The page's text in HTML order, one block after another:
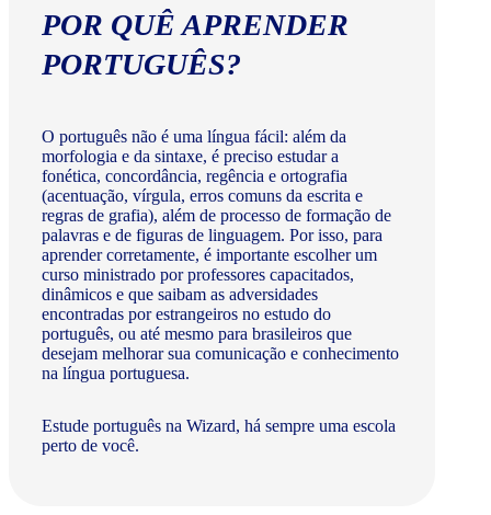
POR QUÊ APRENDER
PORTUGUÊS?
O português não é uma língua fácil: além da
morfologia e da sintaxe, é preciso estudar a
fonética, concordância, regência e ortografia
(acentuação, vírgula, erros comuns da escrita e
regras de grafia), além de processo de formação de
palavras e de figuras de linguagem. Por isso, para
aprender corretamente, é importante escolher um
curso ministrado por professores capacitados,
dinâmicos e que saibam as adversidades
encontradas por estrangeiros no estudo do
português, ou até mesmo para brasileiros que
desejam melhorar sua comunicação e conhecimento
na língua portuguesa.
Estude português na Wizard, há sempre uma escola
perto de você.